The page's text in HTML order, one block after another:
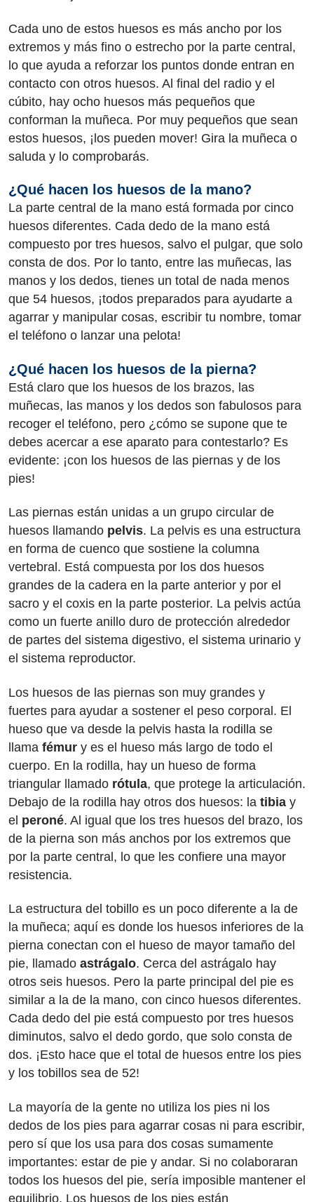
Cada uno de estos huesos es más ancho por los
extremos y más fino o estrecho por la parte central,
lo que ayuda a reforzar los puntos donde entran en
contacto con otros huesos. Al final del radio y el
cúbito, hay ocho huesos más pequeños que
conforman la muñeca. Por muy pequeños que sean
estos huesos, ¡los pueden mover! Gira la muñeca o
saluda y lo comprobarás.
¿Qué hacen los huesos de la mano?
La parte central de la mano está formada por cinco
huesos diferentes. Cada dedo de la mano está
compuesto por tres huesos, salvo el pulgar, que solo
consta de dos. Por lo tanto, entre las muñecas, las
manos y los dedos, tienes un total de nada menos
que 54 huesos, ¡todos preparados para ayudarte a
agarrar y manipular cosas, escribir tu nombre, tomar
el teléfono o lanzar una pelota!
¿Qué hacen los huesos de la pierna?
Está claro que los huesos de los brazos, las
muñecas, las manos y los dedos son fabulosos para
recoger el teléfono, pero ¿cómo se supone que te
debes acercar a ese aparato para contestarlo? Es
evidente: ¡con los huesos de las piernas y de los
pies!
Las piernas están unidas a un grupo circular de
huesos llamando pelvis. La pelvis es una estructura
en forma de cuenco que sostiene la columna
vertebral. Está compuesta por los dos huesos
grandes de la cadera en la parte anterior y por el
sacro y el coxis en la parte posterior. La pelvis actúa
como un fuerte anillo duro de protección alrededor
de partes del sistema digestivo, el sistema urinario y
el sistema reproductor.
Los huesos de las piernas son muy grandes y
fuertes para ayudar a sostener el peso corporal. El
hueso que va desde la pelvis hasta la rodilla se
llama fémur y es el hueso más largo de todo el
cuerpo. En la rodilla, hay un hueso de forma
triangular llamado rótula, que protege la articulación.
Debajo de la rodilla hay otros dos huesos: la tibia y
el peroné. Al igual que los tres huesos del brazo, los
de la pierna son más anchos por los extremos que
por la parte central, lo que les confiere una mayor
resistencia.
La estructura del tobillo es un poco diferente a la de
la muñeca; aquí es donde los huesos inferiores de la
pierna conectan con el hueso de mayor tamaño del
pie, llamado astrágalo. Cerca del astrágalo hay
otros seis huesos. Pero la parte principal del pie es
similar a la de la mano, con cinco huesos diferentes.
Cada dedo del pie está compuesto por tres huesos
diminutos, salvo el dedo gordo, que solo consta de
dos. ¡Esto hace que el total de huesos entre los pies
y los tobillos sea de 52!
La mayoría de la gente no utiliza los pies ni los
dedos de los pies para agarrar cosas ni para escribir,
pero sí que los usa para dos cosas sumamente
importantes: estar de pie y andar. Si no colaboraran
todos los huesos del pie, sería imposible mantener el
equilibrio. Los huesos de los pies están